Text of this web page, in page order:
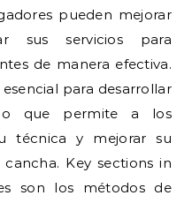
pueden mejorar
sus servicios para
de manera efectiva.
para desarrollar
que permite a los
técnica y mejorar su
Key sections in
son los métodos de